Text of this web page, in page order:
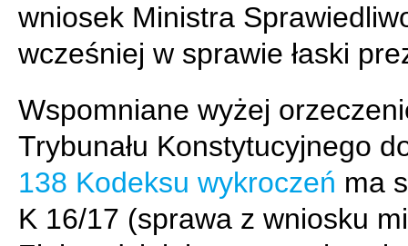
wniosek Ministra
wcześniej w sprawie łaski
Wspomniane wyżej
Trybunału Konstytucyjnego
138 Kodeksu wykroczeń ma
K 16/17 (sprawa z wniosku